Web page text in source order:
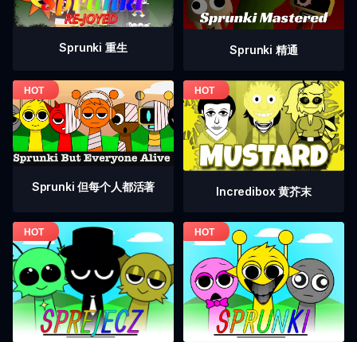
Sprunki 重生 Sprunki 精通
Sprunki 但每个人都活著 Incredibox 黄芥末